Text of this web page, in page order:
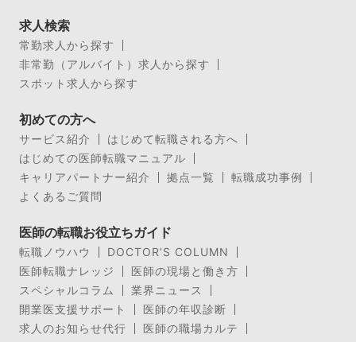
求人検索
常勤求人から探す
非常勤（アルバイト）求人から探す
スポット求人から探す
初めての方へ
サービス紹介
はじめて転職される方へ
はじめての医師転職マニュアル
キャリアパートナー紹介
拠点一覧
転職成功事例
よくあるご質問
医師の転職お役立ちガイド
転職ノウハウ
DOCTOR’S COLUMN
医師転職ナレッジ
医師の現場と働き方
スペシャルコラム
業界ニュース
開業医支援サポート
医師の年収診断
求人のお知らせ代行
医師の職場カルテ